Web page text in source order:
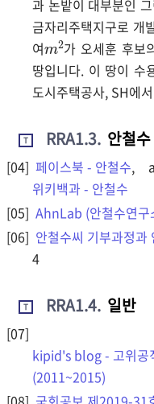
과 논밭이 대부분인
금자리주택지구로 개
여
m
2
가 오세훈 후보
땅입니다. 이 땅이 수
도시주택공사, SH에
T RRA1.3. 안철수
페이스북 - 안철수,
위키백과 - 안철수
AhnLab (안철수연구
안철수씨 기부과정과
4
T RRA1.4. 일반
kipid's blog - 고위공
(2011~2015)